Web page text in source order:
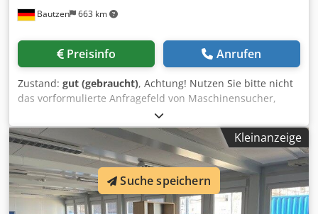
Bautzen 663 km
Preisinfo Anrufen
Zustand: gut (gebraucht), Achtung! Nutzen Sie bitte nicht
das vorformulierte Anfragefeld von Maschinensucher,
stellen Sie Ihre eigene Fragen in diesem Feld. Bitte füllen
Sie das Anfragefeld selbständig aus. Nur so bekommen Sie
eine Antwort. gebrauchte Containeranlage, trocken, dicht,
muss noch gereinigt werden - bestehend aus 4 Stück 20
Fuss Containern = ca. 60m² Maße je Container: Länge:
6,00m Breite: 2,50m Aussenhöhe: 2,80m Innenhöhe: 2,50m
Dämmung: Dach 100mm Wand 100mm Boden 100mm
Kleinanzeige
Suche speichern